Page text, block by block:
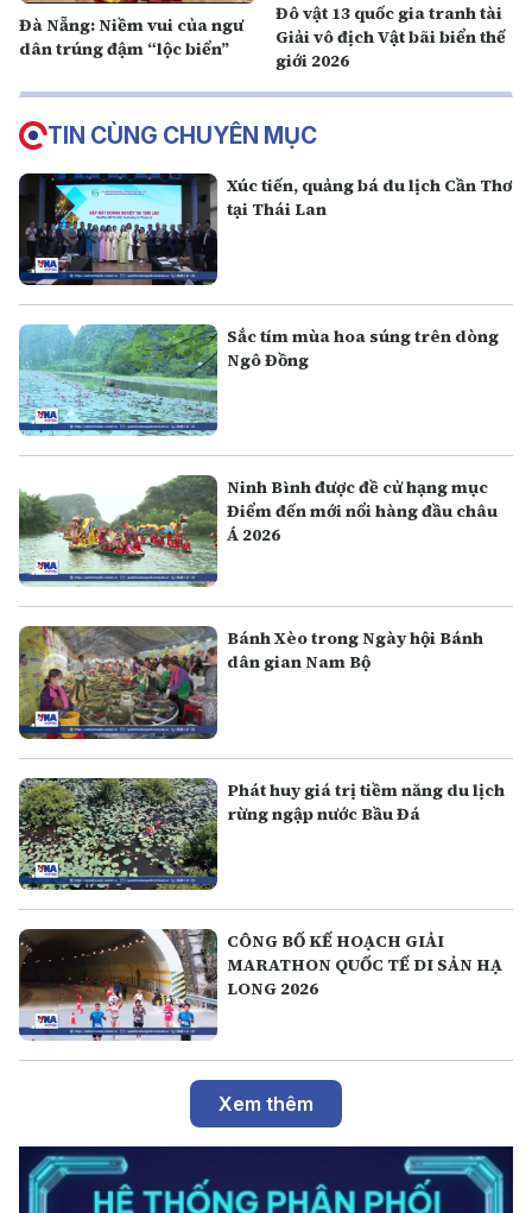
Đà Nẵng: Niềm vui của ngư
dân trúng đậm “lộc biển”
Đô vật 13 quốc gia tranh tài
Giải vô địch Vật bãi biển thế
giới 2026
TIN CÙNG CHUYÊN MỤC
Xúc tiến, quảng bá du lịch Cần Thơ
tại Thái Lan
Sắc tím mùa hoa súng trên dòng
Ngô Đồng
Ninh Bình được đề cử hạng mục
Điểm đến mới nổi hàng đầu châu
Á 2026
Bánh Xèo trong Ngày hội Bánh
dân gian Nam Bộ
Phát huy giá trị tiềm năng du lịch
rừng ngập nước Bầu Đá
CÔNG BỐ KẾ HOẠCH GIẢI
MARATHON QUỐC TẾ DI SẢN HẠ
LONG 2026
Xem thêm